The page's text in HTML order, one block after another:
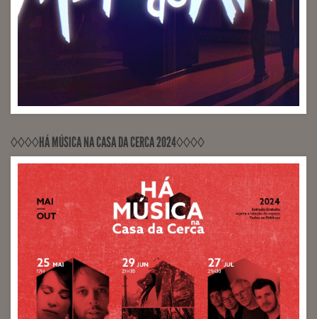
RECORDED, MIXED, RELEASED PontoZurca (Engineer
Sérgio Milhano)
◊◊◊◊HÁ MÚSICA NA CASA DA CERCA 2024◊◊◊◊